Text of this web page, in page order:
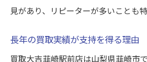
見があり、リピーターが多いことも特
長年の買取実績が支持を得る理由
買取大吉韮崎駅前店は山梨県韮崎市